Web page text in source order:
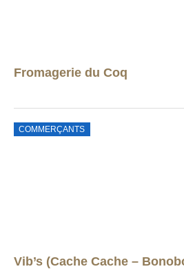
Fromagerie du Coq
COMMERÇANTS
Vib’s (Cache Cache –